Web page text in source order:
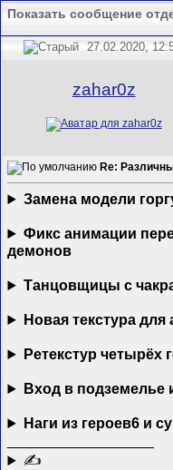
Показать сообщение
27.02.2020,
zahar0z
Re:
Замена модели
Фикс анимации
демонов
Танцовщицы с
Новая текстура для
Ретекстур четырёх
Вход в подземелье
Наги из героев6 и
✍